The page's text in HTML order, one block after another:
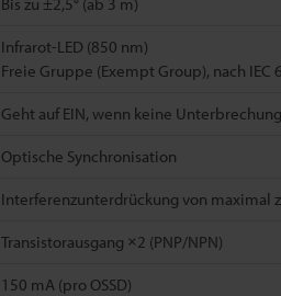
Infrarot-LED (850 nm)
Freie Gruppe (Exempt Group), nach IEC
Geht auf EIN, wenn keine
Optische Synchronisation
Interferenzunterdrückung von maximal
Transistorausgang ×2 (PNP/NPN)
150 mA (pro OSSD)